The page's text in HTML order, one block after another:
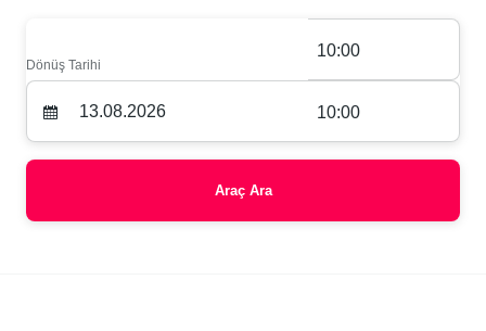
Dönüş Tarihi
10:00
10:00
Araç Ara